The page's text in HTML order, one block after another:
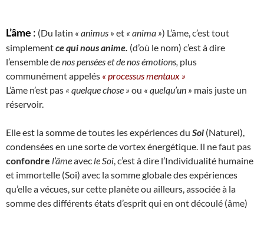
L’âme : (Du latin « animus » et « anima ») L’âme, c’est tout
simplementce qui nous anime. (d’où le nom) c’est à dire
l’ensemble denos pensées et de nos émotions, plus
communément appelés « processus mentaux »
L’âme n’est pas « quelque chose » ou « quelqu’un » mais juste un
réservoir.
Elle est la somme de toutes les expériences du Soi (Naturel),
condensées en une sorte de vortex énergétique. Il ne faut pas
confondre l’âmeavec le Soi , c’est à dire l’Individualité humaine
et immortelle (Soi) avec la somme globale des expériences
qu’elle a vécues, sur cette planète ou ailleurs, associée à la
somme des différents états d’esprit qui en ont découlé (âme)